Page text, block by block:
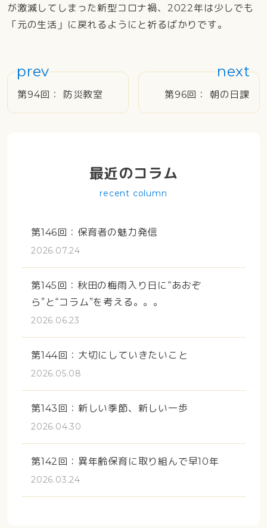
が激減してしまった新型コロナ禍、2022年は少しでも
「元の生活」に戻れるようにと祈るばかりです。
投稿ナビゲーション
第94回： 防災教室 第96回： 朝の日課
最近のコラム
recent column
第146回：保育者の魅力発信
2026.07.24
第145回：秋田の梅雨入り日に“あおぞ
ら”と“コラム”を考える。。。
2026.06.23
第144回：大切にしていきたいこと
2026.05.08
第143回：新しい季節、新しい一歩
2026.04.30
第142回：異年齢保育に取り組んで早10年
2026.03.24